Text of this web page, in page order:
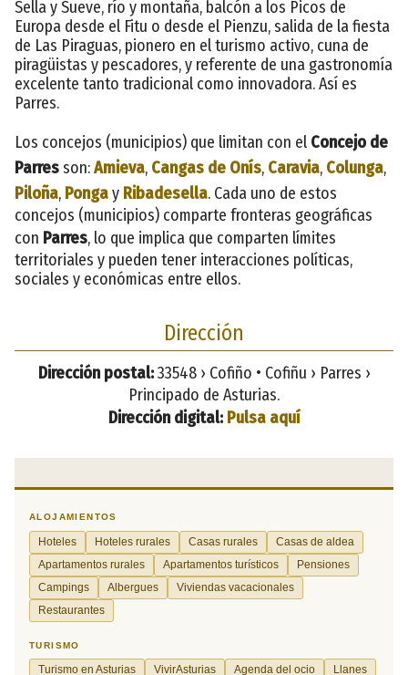
Sella y Sueve, río y montaña, balcón a los Picos de
Europa desde el Fitu o desde el Pienzu, salida de la fiesta
de Las Piraguas, pionero en el turismo activo, cuna de
piragüistas y pescadores, y referente de una gastronomía
excelente tanto tradicional como innovadora. Así es
Parres.
Los concejos (municipios) que limitan con el Concejo de
Parresson:Amieva, Cangas de Onís, Caravia, Colunga,
Piloña, Pongay Ribadesella. Cada uno de estos
concejos (municipios) comparte fronteras geográficas
con Parres, lo que implica que comparten límites
territoriales y pueden tener interacciones políticas,
sociales y económicas entre ellos.
Dirección
Dirección postal:33548 › Cofiño • Cofiñu › Parres ›
Principado de Asturias.
Dirección digital: Pulsa aquí